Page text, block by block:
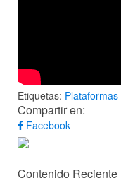
Etiquetas: Plataformas
Compartir en:
Facebook
Contenido Reciente